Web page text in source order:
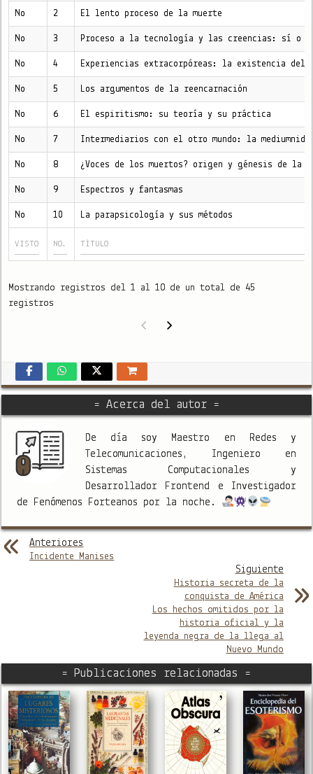
No 2 El lento proceso de la muerte
No 3 Proceso a la tecnología y las creencias: sí o
No 4 Experiencias extracorpóreas: la existencia del
No 5 Los argumentos de la reencarnación
No 6 El espiritismo: su teoría y su práctica
No 7 Intermediarios con el otro mundo: la
No 8 ¿Voces de los muertos? origen y génesis de la
No 9 Espectros y fantasmas
No 10 La parapsicología y sus métodos
Mostrando registros del 1 al 10 de un total de 45
registros
= Acerca del autor =
De día soy Maestro en Redes y
Telecomunicaciones, Ingeniero en
Sistemas Computacionales y
Desarrollador Frontend e Investigador
de Fenómenos Forteanos por la noche.
Anteriores
Incidente Manises
Siguiente
Historia secreta de la
conquista de América
Los hechos omitidos por la
historia oficial y la
leyenda negra de la llega al
Nuevo Mundo
= Publicaciones relacionadas =